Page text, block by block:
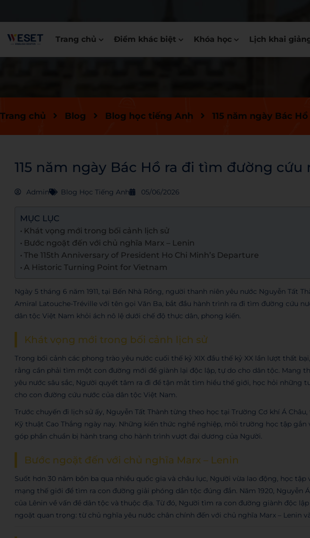
Trang chủ Điểm khác biệt Khóa học Lịch khai
Trang chủ Blog Blog học tiếng Anh 115 năm ngày Bác
115 năm ngày Bác Hồ ra đi tìm đường cứu
Admin Blog Học Tiếng Anh 05/06/2026
MỤC LỤC
Khát vọng mới trong bối cảnh lịch sử
Bước ngoặt đến với chủ nghĩa Marx – Lenin
The 115th Anniversary of President Ho Chi Minh’s Departure
A Historic Turning Point for Vietnam
Ngày 5 tháng 6 năm 1911, tại Bến Nhà Rồng, người thanh niên yêu nước Nguyễn Tất
Amiral Latouche-Tréville với tên gọi Văn Ba, bắt đầu hành trình ra đi tìm đường cứu
dân tộc Việt Nam khỏi ách nô lệ dưới chế độ thực dân, phong kiến.
Khát vọng mới trong bối cảnh lịch sử
Trong bối cảnh các phong trào yêu nước cuối thế kỷ XIX đầu thế kỷ XX lần lượt thất
rằng cần phải tìm một con đường mới để giành lại độc lập, tự do cho dân tộc. Mang
yêu nước sâu sắc, Người quyết tâm ra đi để tận mắt tìm hiểu thế giới, học hỏi những
cho con đường cứu nước của dân tộc Việt Nam.
Trước chuyến đi lịch sử ấy, Nguyễn Tất Thành từng theo học tại Trường Cơ khí Á
Kỹ thuật Cao Thắng ngày nay. Những kiến thức nghề nghiệp, môi trường học tập gắn
góp phần chuẩn bị hành trang cho hành trình vượt đại dương của Người.
Bước ngoặt đến với chủ nghĩa Marx – Lenin
Suốt hơn 30 năm bôn ba qua nhiều quốc gia và châu lục, Người vừa lao động, học
mạng thế giới để tìm ra con đường giải phóng dân tộc đúng đắn. Năm 1920, Nguyễn
của Lênin về vấn đề dân tộc và thuộc địa. Từ đó, Người tìm ra con đường giành độc
ngoặt quan trọng: từ chủ nghĩa yêu nước chân chính đến với chủ nghĩa Marx – Lenin